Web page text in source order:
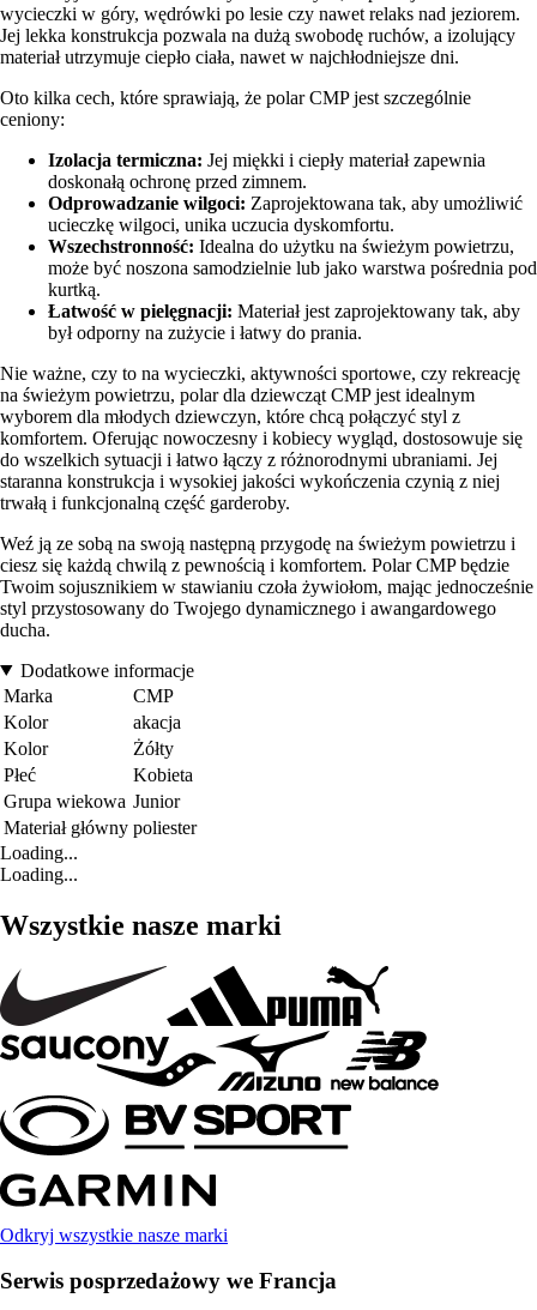
wycieczki w góry, wędrówki po lesie czy nawet relaks nad jeziorem.
Jej lekka konstrukcja pozwala na dużą swobodę ruchów, a izolujący
materiał utrzymuje ciepło ciała, nawet w najchłodniejsze dni.
Oto kilka cech, które sprawiają, że polar CMP jest szczególnie
ceniony:
Izolacja termiczna: Jej miękki i ciepły materiał zapewnia
doskonałą ochronę przed zimnem.
Odprowadzanie wilgoci: Zaprojektowana tak, aby umożliwić
ucieczkę wilgoci, unika uczucia dyskomfortu.
Wszechstronność: Idealna do użytku na świeżym powietrzu,
może być noszona samodzielnie lub jako warstwa pośrednia pod
kurtką.
Łatwość w pielęgnacji: Materiał jest zaprojektowany tak, aby
był odporny na zużycie i łatwy do prania.
Nie ważne, czy to na wycieczki, aktywności sportowe, czy rekreację
na świeżym powietrzu, polar dla dziewcząt CMP jest idealnym
wyborem dla młodych dziewczyn, które chcą połączyć styl z
komfortem. Oferując nowoczesny i kobiecy wygląd, dostosowuje się
do wszelkich sytuacji i łatwo łączy z różnorodnymi ubraniami. Jej
staranna konstrukcja i wysokiej jakości wykończenia czynią z niej
trwałą i funkcjonalną część garderoby.
Weź ją ze sobą na swoją następną przygodę na świeżym powietrzu i
ciesz się każdą chwilą z pewnością i komfortem. Polar CMP będzie
Twoim sojusznikiem w stawianiu czoła żywiołom, mając jednocześnie
styl przystosowany do Twojego dynamicznego i awangardowego
ducha.
Dodatkowe informacje
Marka
CMP
Kolor
akacja
Kolor
Żółty
Płeć
Kobieta
Grupa wiekowa Junior
Materiał główny poliester
Loading...
Loading...
Wszystkie nasze marki
Odkryj wszystkie nasze marki
Serwis posprzedażowy we Francja